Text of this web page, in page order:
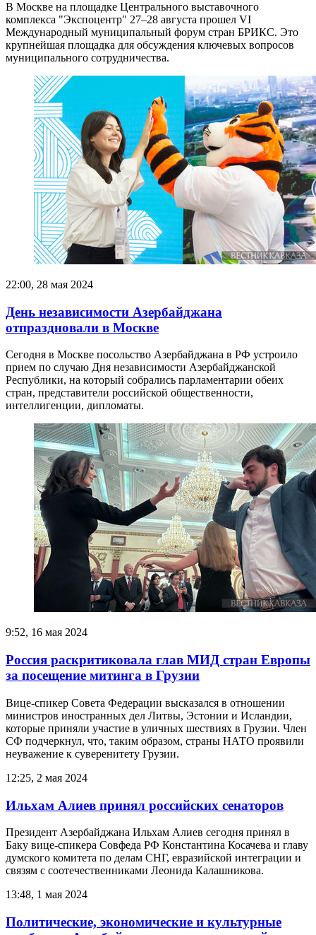
В Москве на площадке Центрального выставочного
комплекса "Экспоцентр" 27–28 августа прошел VI
Международный муниципальный форум стран БРИКС. Это
крупнейшая площадка для обсуждения ключевых вопросов
муниципального сотрудничества.
22:00, 28 мая 2024
День независимости Азербайджана
отпраздновали в Москве
Сегодня в Москве посольство Азербайджана в РФ устроило
прием по случаю Дня независимости Азербайджанской
Республики, на который собрались парламентарии обеих
стран, представители российской общественности,
интеллигенции, дипломаты.
9:52, 16 мая 2024
Россия раскритиковала глав МИД стран Европы
за посещение митинга в Грузии
Вице-спикер Совета Федерации высказался в отношении
министров иностранных дел Литвы, Эстонии и Исландии,
которые приняли участие в уличных шествиях в Грузии. Член
СФ подчеркнул, что, таким образом, страны НАТО проявили
неуважение к суверенитету Грузии.
12:25, 2 мая 2024
Ильхам Алиев принял российских сенаторов
Президент Азербайджана Ильхам Алиев сегодня принял в
Баку вице-спикера Совфеда РФ Константина Косачева и главу
думского комитета по делам СНГ, евразийской интеграции и
связям с соотечественниками Леонида Калашникова.
13:48, 1 мая 2024
Политические, экономические и культурные